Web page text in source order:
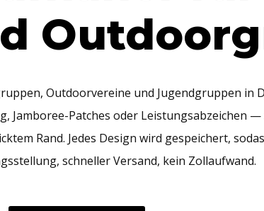
Outdoorvereine und Jugendgruppen in
Jamboree-Patches oder Leistungsabzeichen
Rand. Jedes Design wird gespeichert,
schneller Versand, kein Zollaufwand.